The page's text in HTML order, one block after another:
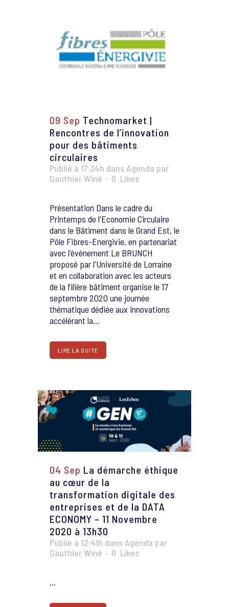
09 Sep Technomarket |
Rencontres de l’innovation
pour des bâtiments
circulaires
Publié à 17:34h dans Agenda par
Gauthier Winé
0 Likes
Présentation Dans le cadre du
Printemps de l'Economie Circulaire
dans le Bâtiment dans le Grand Est, le
Pôle Fibres-Energivie, en partenariat
avec l'évènement Le BRUNCH
proposé par l'Université de Lorraine
et en collaboration avec les acteurs
de la filière bâtiment organise le 17
septembre 2020 une journée
thématique dédiée aux innovations
accélérant la...
LIRE LA SUITE
04 Sep La démarche éthique
au cœur de la
transformation digitale des
entreprises et de la DATA
ECONOMY – 11 Novembre
2020 à 13h30
Publié à 12:41h dans Agenda par
Gauthier Winé
0 Likes
...